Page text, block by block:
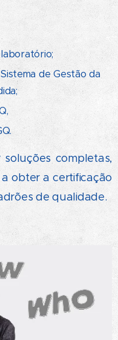
de Gestão da
completas,
obter a certificação
de qualidade.